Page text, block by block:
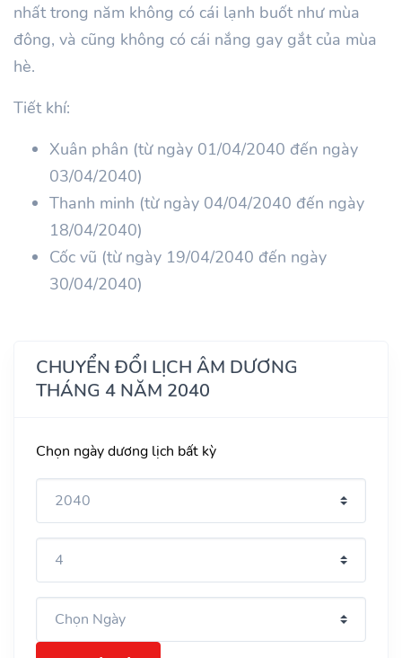
nhất trong năm không có cái lạnh buốt như mùa
đông, và cũng không có cái nắng gay gắt của mùa
hè.
Tiết khí:
Xuân phân (từ ngày 01/04/2040 đến ngày
03/04/2040)
Thanh minh (từ ngày 04/04/2040 đến ngày
18/04/2040)
Cốc vũ (từ ngày 19/04/2040 đến ngày
30/04/2040)
CHUYỂN ĐỔI LỊCH ÂM DƯƠNG
THÁNG 4 NĂM 2040
Chọn ngày dương lịch bất kỳ